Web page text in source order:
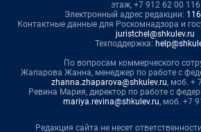
этаж, +7 912 62 00 116
Электронный адрес редакции:
Контактные данные для Роскомнадзора и
juristchel@shkulev.ru
Техподдержка:
По вопросам коммерческого
Жапарова Жанна, менеджер по работе с
zhanna.zhaparova@shkulev.ru, моб. +
Ревина Мария, директор по работе с
mariya.revina@shkulev.ru, моб. +7
Редакция сайта не несет